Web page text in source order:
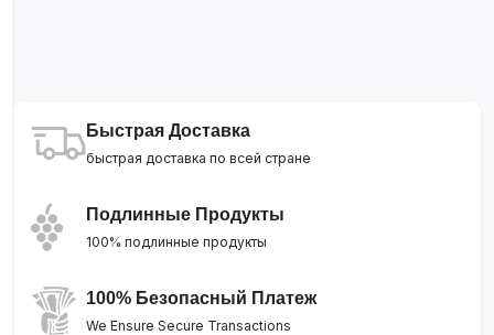
Быстрая Доставка
быстрая доставка по всей стране
Подлинные Продукты
100% подлинные продукты
100% Безопасный Платеж
We Ensure Secure Transactions